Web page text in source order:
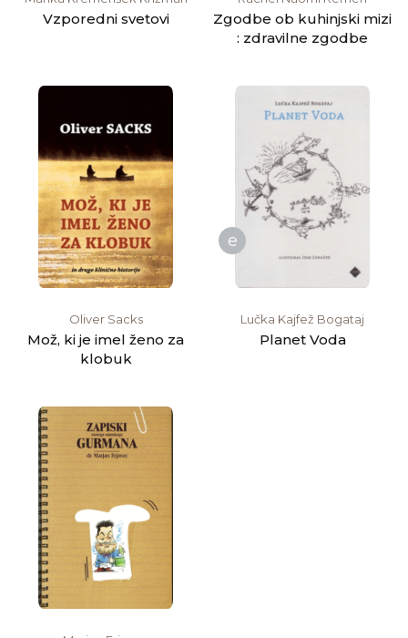
Vzporedni svetovi
Zgodbe ob kuhinjski mizi
: zdravilne zgodbe
Oliver Sacks
Mož, ki je imel ženo za
klobuk
e
Lučka Kajfež Bogataj
Planet Voda